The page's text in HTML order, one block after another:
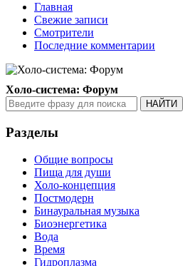
Главная
Свежие записи
Смотрители
Последние комментарии
Холо-система: Форум
Разделы
Общие вопросы
Пища для души
Холо-концепция
Постмодерн
Бинауральная музыка
Биоэнергетика
Вода
Время
Гидроплазма